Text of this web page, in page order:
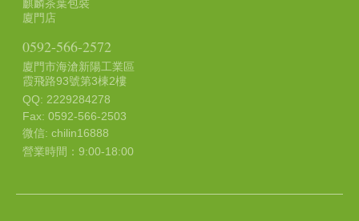
麒麟茶葉包裝
廈門店
0592-566-2572
廈門市海滄新陽工業區
霞飛路93號第3棟2樓
QQ: 2229284278
Fax: 0592-566-2503
微信: chilin16888
營業時間：9:00-18:00